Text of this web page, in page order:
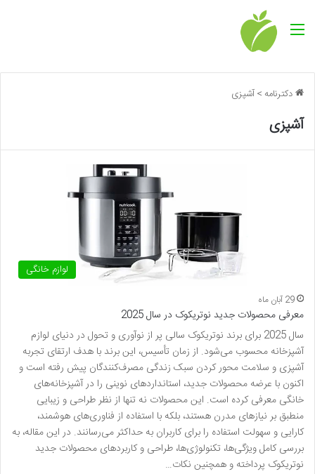
منو
دکترنامه >آشپزی
آشپزی
لوازم خانگی
29 آبان ماه
معرفی محصولات جدید نوتریکوک در سال 2025
سال 2025 برای برند نوتریکوک سالی پر از نوآوری و تحول در دنیای لوازم
آشپزخانه محسوب می‌شود. از زمان تأسیس، این برند با هدف ارتقای تجربه
آشپزی و سلامت محور کردن سبک زندگی مصرف‌کنندگان پیش رفته است و
اکنون با عرضه محصولات جدید، استانداردهای نوینی را در آشپزخانه‌های
خانگی معرفی کرده است. این محصولات نه تنها از نظر طراحی و زیبایی
منطبق بر نیازهای مدرن هستند، بلکه با استفاده از فناوری‌های هوشمند،
کارایی و سهولت استفاده را برای کاربران به حداکثر می‌رسانند. در این مقاله، به
بررسی کامل ویژگی‌ها، تکنولوژی‌ها، طراحی و کاربردهای محصولات جدید
نوتریکوک پرداخته و همچنین نکات…